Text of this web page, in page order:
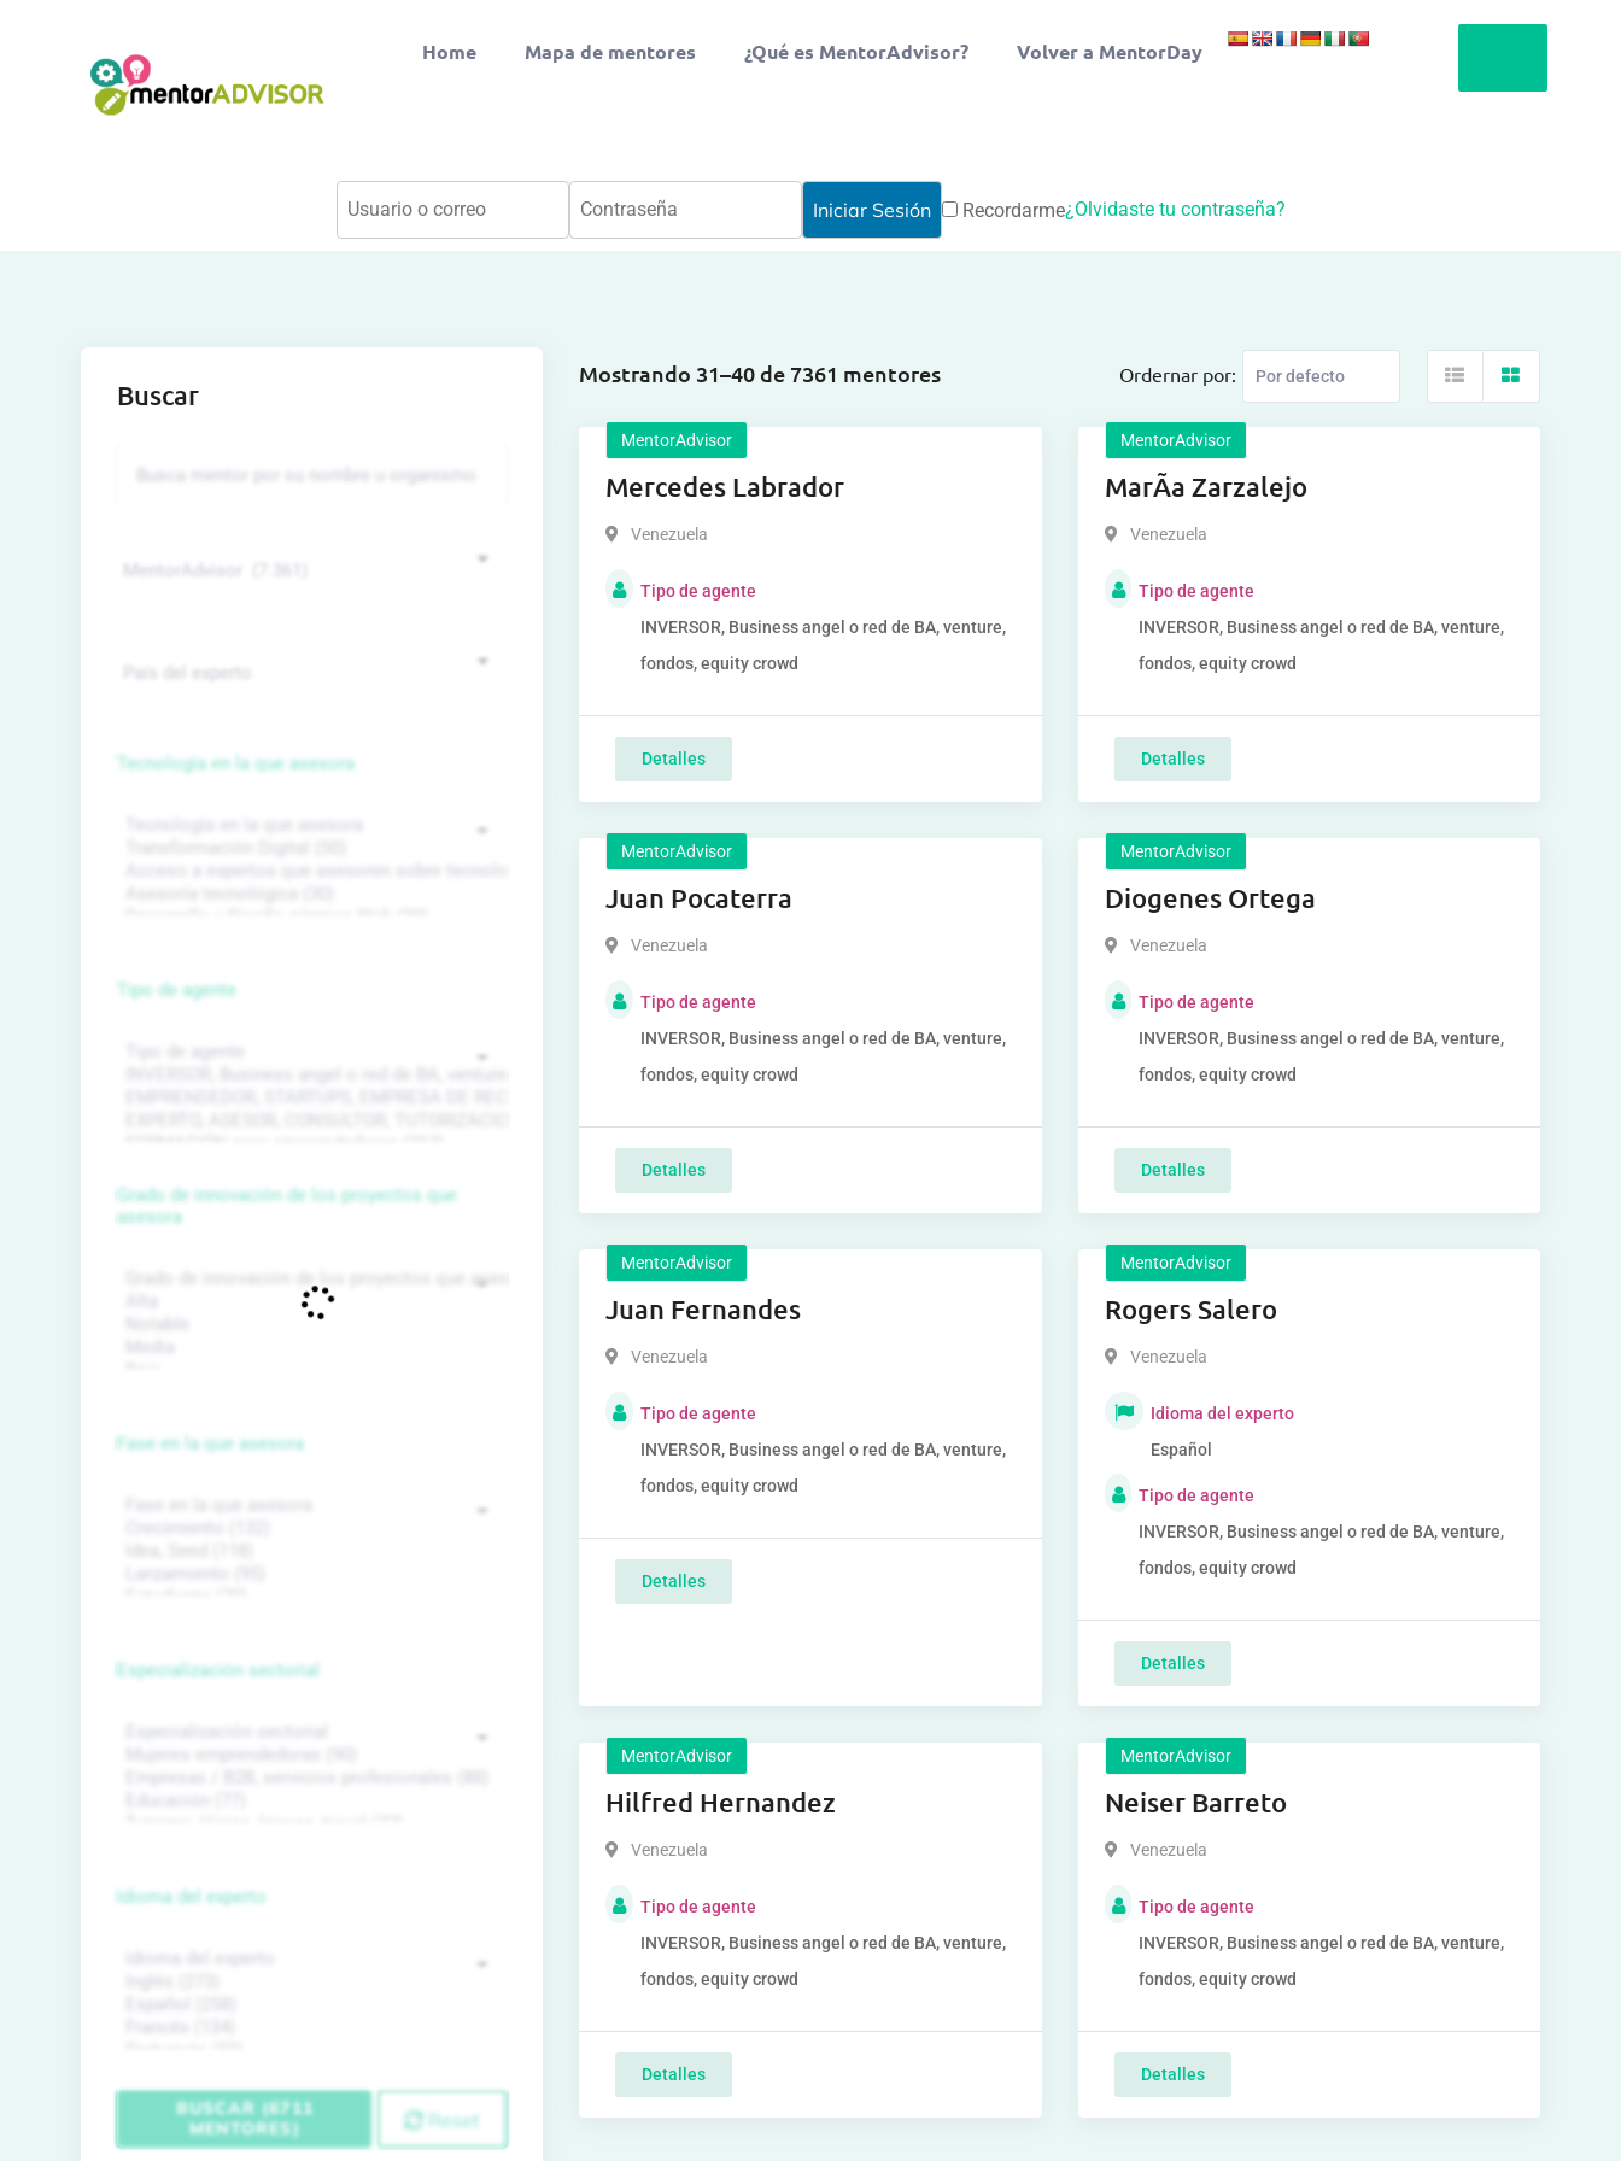
Home Mapa de mentores ¿Qué es MentorAdvisor? Volver a MentorDay
Recordarme¿Olvidaste tu contraseña?
Mostrando 31–40 de 7361 mentores Ordernar por:
MentorAdvisor
Mercedes Labrador
Venezuela
Tipo de agente
INVERSOR, Business angel o red de BA, venture,
fondos, equity crowd
Detalles
MentorAdvisor
MarÃ­a Zarzalejo
Venezuela
Tipo de agente
INVERSOR, Business angel o red de BA, venture,
fondos, equity crowd
Detalles
MentorAdvisor
Juan Pocaterra
Venezuela
Tipo de agente
INVERSOR, Business angel o red de BA, venture,
fondos, equity crowd
Detalles
MentorAdvisor
Diogenes Ortega
Venezuela
Tipo de agente
INVERSOR, Business angel o red de BA, venture,
fondos, equity crowd
Detalles
MentorAdvisor
Juan Fernandes
Venezuela
Tipo de agente
INVERSOR, Business angel o red de BA, venture,
fondos, equity crowd
Detalles
MentorAdvisor
Rogers Salero
Venezuela
Idioma del experto
Español
Tipo de agente
INVERSOR, Business angel o red de BA, venture,
fondos, equity crowd
Detalles
MentorAdvisor
Hilfred Hernandez
Venezuela
Tipo de agente
INVERSOR, Business angel o red de BA, venture,
fondos, equity crowd
Detalles
MentorAdvisor
Neiser Barreto
Venezuela
Tipo de agente
INVERSOR, Business angel o red de BA, venture,
fondos, equity crowd
Detalles
Buscar
Tecnología en la que asesora
Tipo de agente
Grado de innovación de los proyectos que
asesora
Fase en la que asesora
Especialización sectorial
Idioma del experto
BUSCAR (6711
MENTORES)
Reset